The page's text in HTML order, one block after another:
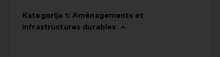
Kategorija 1: Aménagements et
infrastructures durables